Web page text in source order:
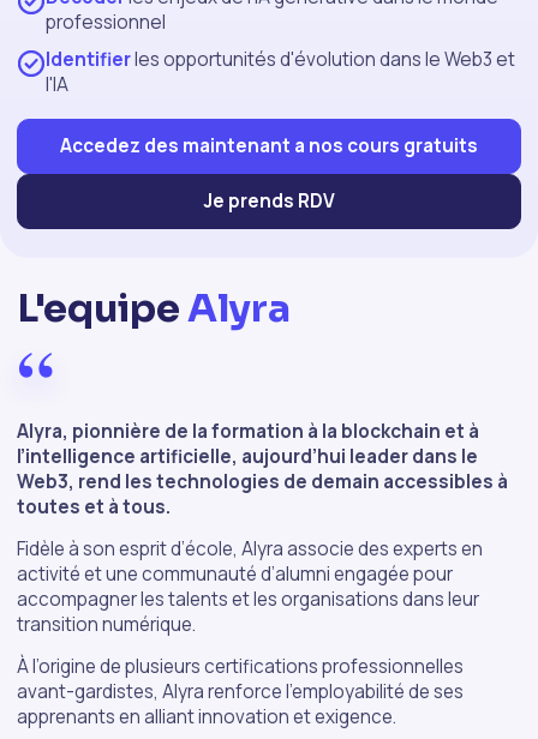
professionnel
Identifierles opportunités d'évolution dans le Web3 et
l'IA
Accedez des maintenant a nos cours gratuits
Je prends RDV
L'equipeAlyra
“
Alyra, pionnière de la formation à la blockchain et à
l’intelligence artificielle, aujourd’hui leader dans le
Web3, rend les technologies de demain accessibles à
toutes et à tous.
Fidèle à son esprit d’école, Alyra associe des experts en
activité et une communauté d’alumni engagée pour
accompagner les talents et les organisations dans leur
transition numérique.
À l’origine de plusieurs certifications professionnelles
avant-gardistes, Alyra renforce l’employabilité de ses
apprenants en alliant innovation et exigence.